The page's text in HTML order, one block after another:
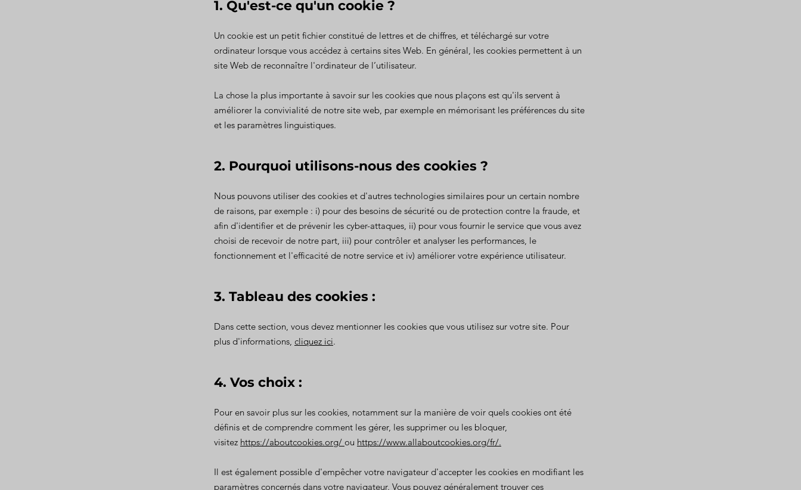
1. Qu'est-ce qu'un cookie ?
Un cookie est un petit fichier constitué de lettres et de chiffres, et téléchargé sur votre
ordinateur lorsque vous accédez à certains sites Web. En général, les cookies permettent à un
site Web de reconnaître l'ordinateur de l’utilisateur.
La chose la plus importante à savoir sur les cookies que nous plaçons est qu'ils servent à
améliorer la convivialité de notre site web, par exemple en mémorisant les préférences du site
et les paramètres linguistiques.
2. Pourquoi utilisons-nous des cookies ?
Nous pouvons utiliser des cookies et d'autres technologies similaires pour un certain nombre
de raisons, par exemple : i) pour des besoins de sécurité ou de protection contre la fraude, et
afin d'identifier et de prévenir les cyber-attaques, ii) pour vous fournir le service que vous avez
choisi de recevoir de notre part, iii) pour contrôler et analyser les performances, le
fonctionnement et l'efficacité de notre service et iv) améliorer votre expérience utilisateur.
3. Tableau des cookies :
Dans cette section, vous devez mentionner les cookies que vous utilisez sur votre site. Pour
plus d'informations, cliquez ici.
4. Vos choix :
Pour en savoir plus sur les cookies, notamment sur la manière de voir quels cookies ont été
définis et de comprendre comment les gérer, les supprimer ou les bloquer,
visitez https://aboutcookies.org/ ou https://www.allaboutcookies.org/fr/.
Il est également possible d'empêcher votre navigateur d'accepter les cookies en modifiant les
paramètres concernés dans votre navigateur. Vous pouvez généralement trouver ces